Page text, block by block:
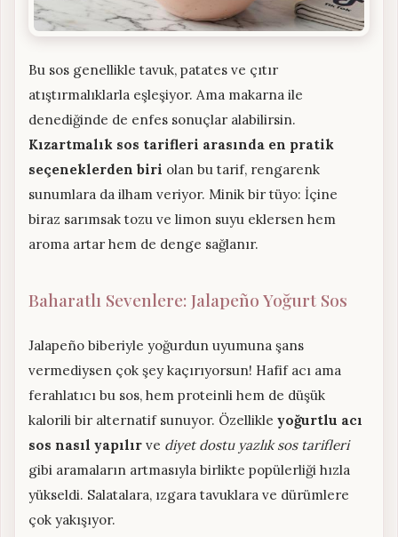
Bu sos genellikle tavuk, patates ve çıtır
atıştırmalıklarla eşleşiyor. Ama makarna ile
denediğinde de enfes sonuçlar alabilirsin.
Kızartmalık sos tarifleri arasında en pratik
seçeneklerden biri olan bu tarif, rengarenk
sunumlara da ilham veriyor. Minik bir tüyo: İçine
biraz sarımsak tozu ve limon suyu eklersen hem
aroma artar hem de denge sağlanır.
Baharatlı Sevenlere: Jalapeño Yoğurt Sos
Jalapeño biberiyle yoğurdun uyumuna şans
vermediysen çok şey kaçırıyorsun! Hafif acı ama
ferahlatıcı bu sos, hem proteinli hem de düşük
kalorili bir alternatif sunuyor. Özellikle yoğurtlu acı
sos nasıl yapılır ve diyet dostu yazlık sos tarifleri
gibi aramaların artmasıyla birlikte popülerliği hızla
yükseldi. Salatalara, ızgara tavuklara ve dürümlere
çok yakışıyor.